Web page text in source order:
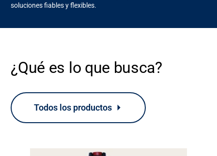
soluciones fiables y flexibles.
¿Qué es lo que busca?
Todos los productos